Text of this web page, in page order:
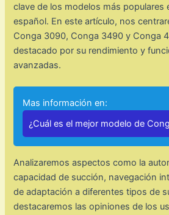
clave de los modelos más populares
español. En este artículo, nos
Conga 3090, Conga 3490 y Conga
destacado por su rendimiento y
avanzadas.
Mas información en:
¿Cuál es el mejor modelo de
Analizaremos aspectos como la
capacidad de succión, navegación
de adaptación a diferentes tipos de
destacaremos las opiniones de los